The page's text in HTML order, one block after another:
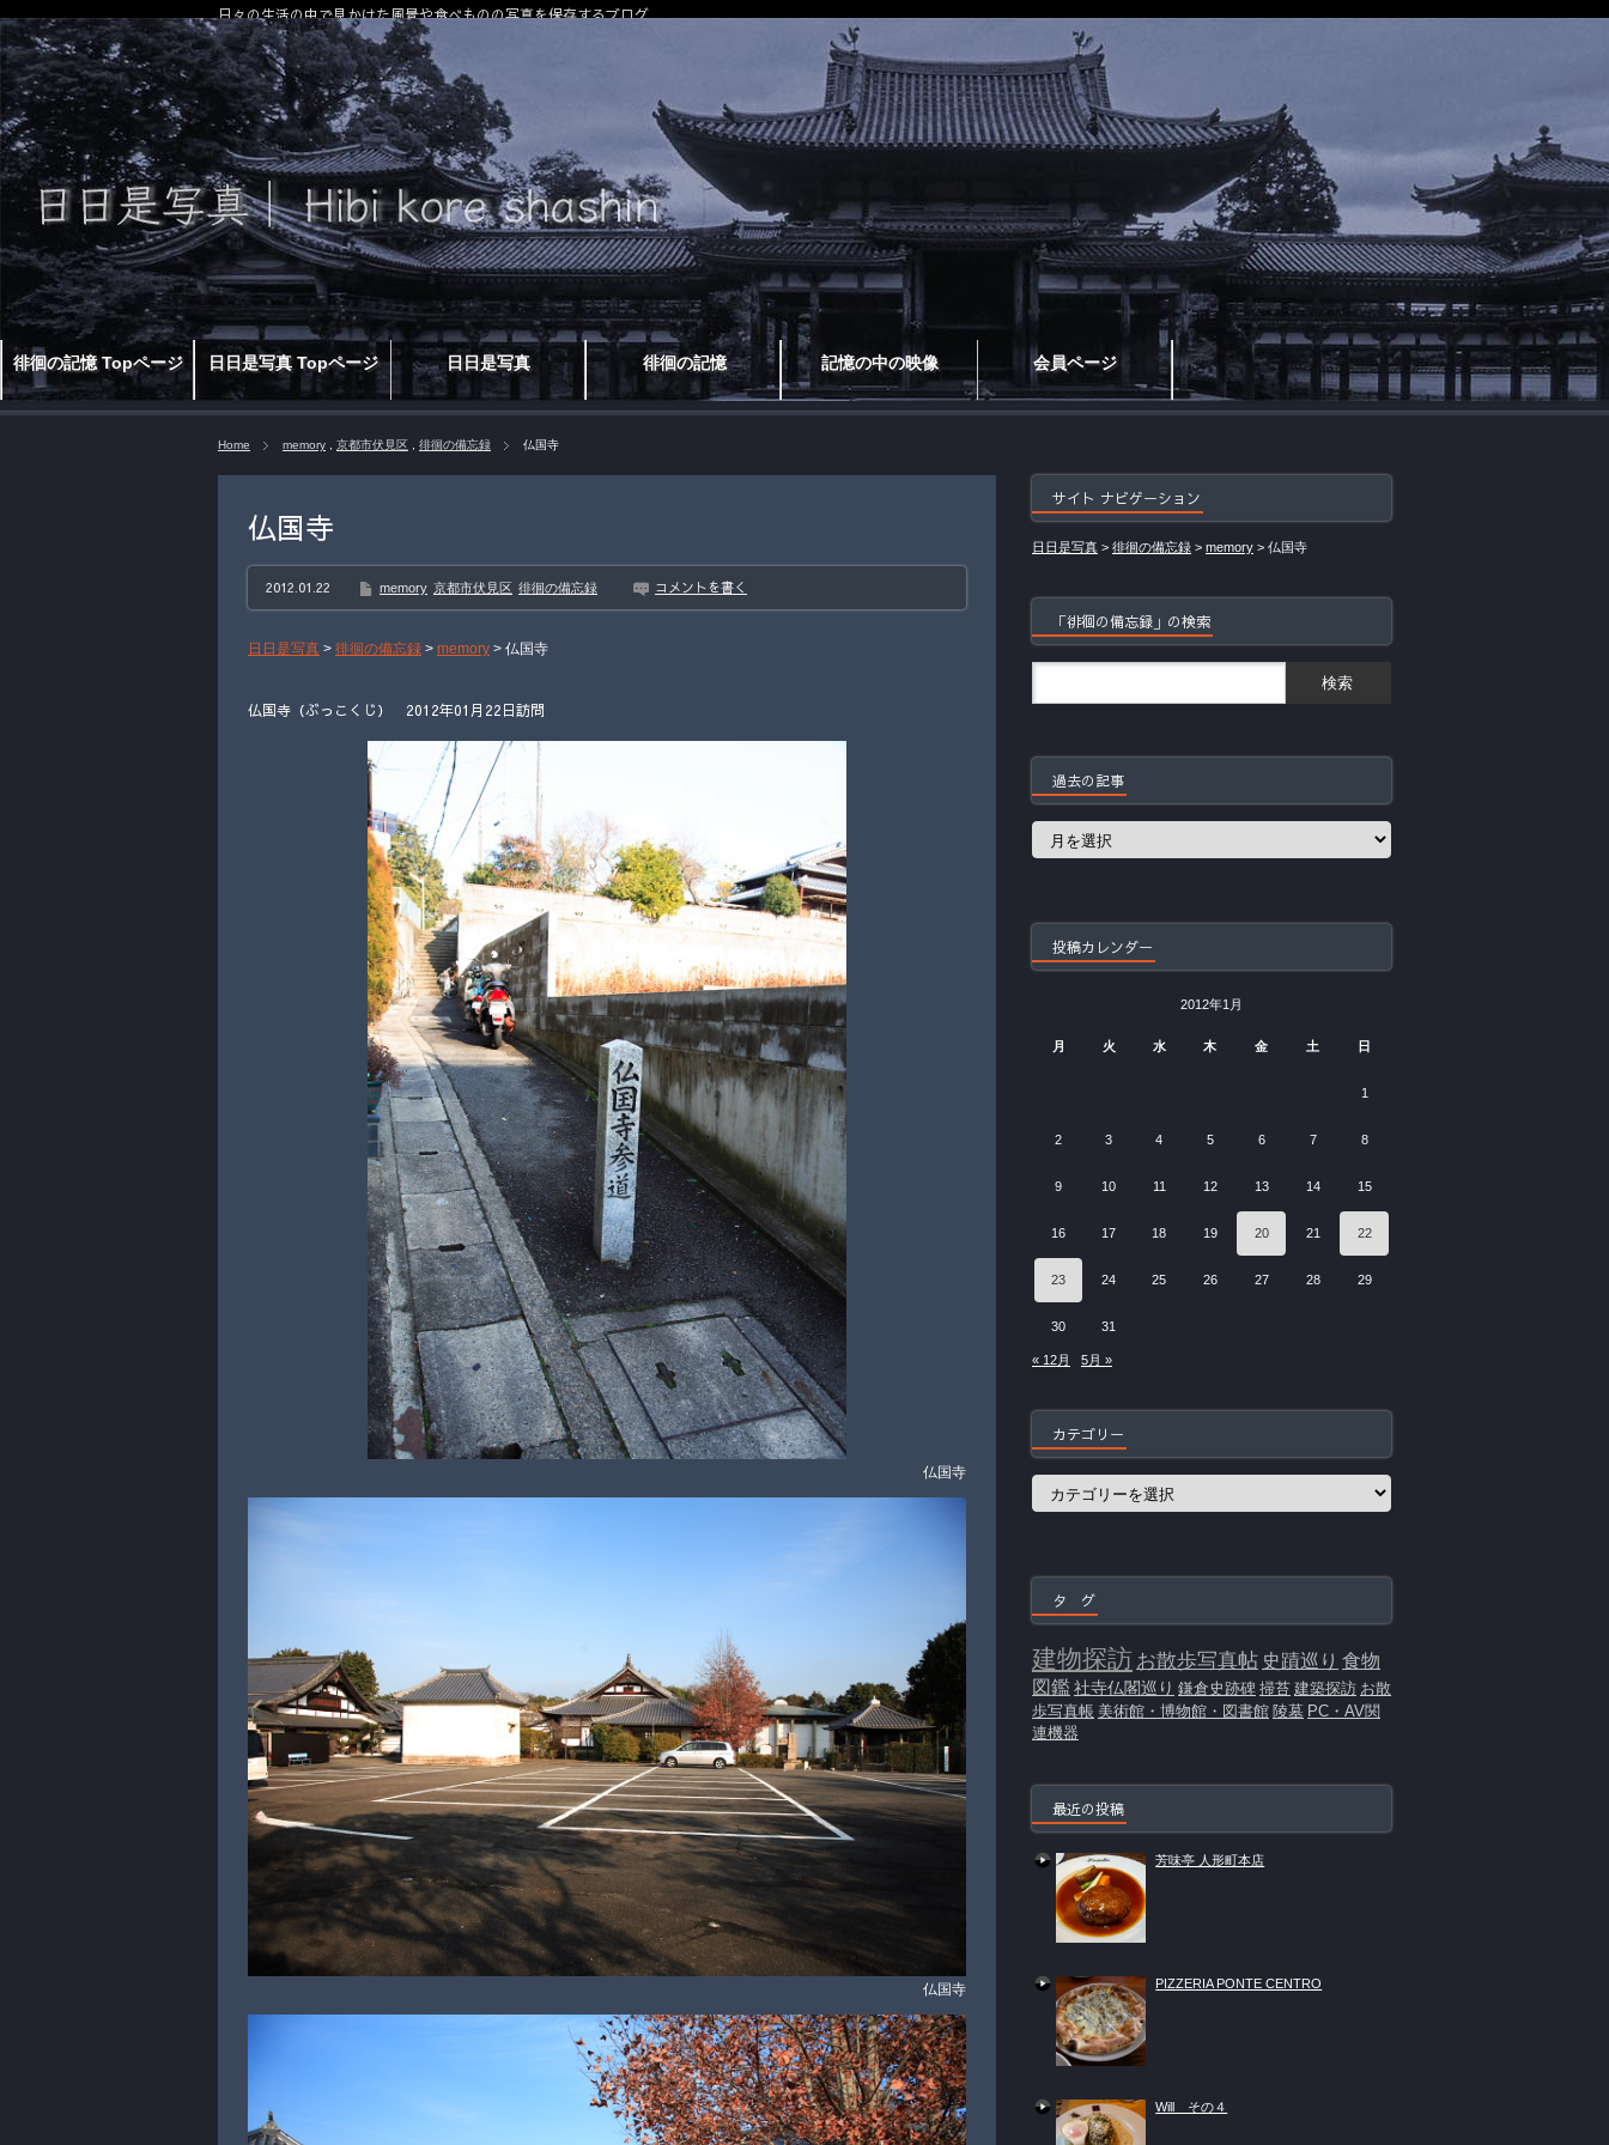
徘徊の記憶 Topページ 日日是写真 Topページ 日日是写真 徘徊の記憶 記憶の中の映像 会員ページ
日々の生活の中で見かけた風景や食べものの写真を保存するブログ
Home memory 京都市伏見区 徘徊の備忘録 仏国寺
仏国寺
2012.01.22 memory 京都市伏見区 徘徊の備忘録 コメントを書く
日日是写真 > 徘徊の備忘録 > memory > 仏国寺
仏国寺（ぶっこくじ） 2012年01月22日訪問
仏国寺
仏国寺
サイト ナビゲーション
日日是写真 > 徘徊の備忘録 > memory > 仏国寺
「徘徊の備忘録」の検索
過去の記事
過
投稿カレンダー
2012年1月
月 火 水 木 金 土 日
1
2 3 4 5 6 7 8
9 10 11 12 13 14 15
16 17 18 19 20 21 22
23 24 25 26 27 28 29
30 31
« 12月 5月 »
カテゴリー
カ
タ グ
建物探訪 お散歩写真帖 史蹟巡り 食物
図鑑社寺仏閣巡り 鎌倉史跡碑 掃苔 建築探訪 お散
歩写真帳 美術館・博物館・図書館 陵墓 PC・AV関
連機器
最近の投稿
芳味亭 人形町本店
PIZZERIA PONTE CENTRO
Will その４